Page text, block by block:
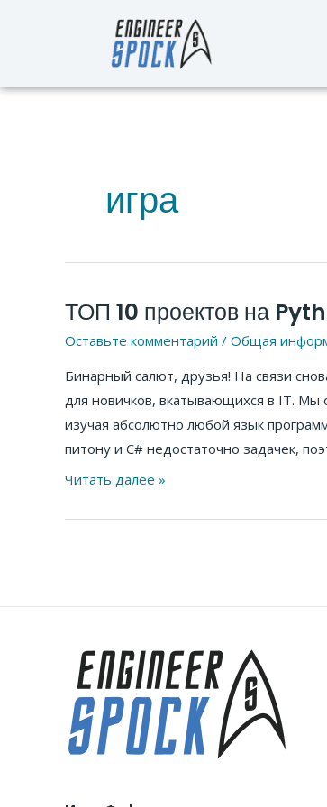
игра
ТОП 10 проектов на
Оставьте комментарий / Общая
Бинарный салют, друзья! На связи
для новичков, вкатывающихся в IT. Мы
изучая абсолютно любой язык
питону и C# недостаточно задачек,
ТОП
на
Python
для
новичков
Читать далее »